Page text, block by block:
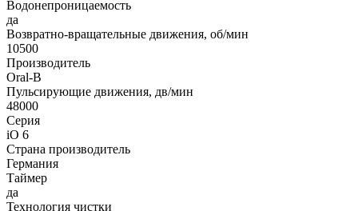
Водонепроницаемость
да
Возвратно-вращательные движения, об/мин
10500
Производитель
Oral-B
Пульсирующие движения, дв/мин
48000
Серия
iO 6
Страна производитель
Германия
Таймер
да
Технология чистки